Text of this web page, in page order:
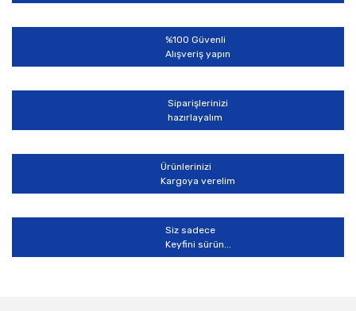
Ürün fiyatı diğer sitelerden daha pahalı.
Bu ürüne benzer farklı alternatifler olmalı.
Gönder
%100 Güvenli
Alışveriş yapın
Siparişlerinizi
hazırlayalım
Ürünlerinizi
Kargoya verelim
Siz sadece
Keyfini sürün...